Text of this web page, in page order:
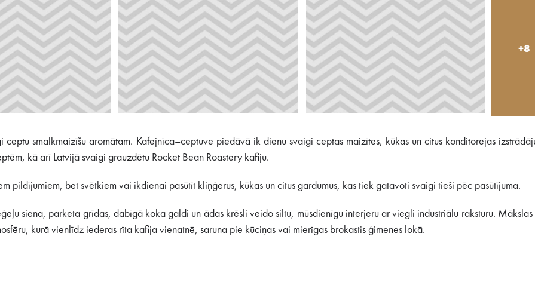
+8
smalkmaizīšu aromātam. Kafejnīca–ceptuve piedāvā ik dienu svaigi ceptas maizītes, kūkas un citus konditorejas
kā arī Latvijā svaigi grauzdētu Rocket Bean Roastery kafiju.
pildījumiem, bet svētkiem vai ikdienai pasūtīt kliņģerus, kūkas un citus gardumus, kas tiek gatavoti svaigi tieši pēc pasūtījuma.
siena, parketa grīdas, dabīgā koka galdi un ādas krēsli veido siltu, mūsdienīgu interjeru ar viegli industriālu raksturu.
kurā vienlīdz iederas rīta kafija vienatnē, saruna pie kūciņas vai mierīgas brokastis ģimenes lokā.